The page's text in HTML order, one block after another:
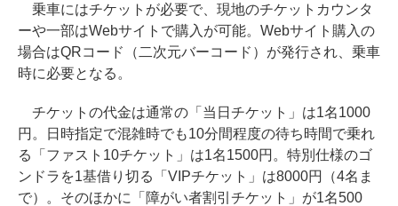
乗車にはチケットが必要で、現地のチケットカウンタ
ーや一部はWebサイトで購入が可能。Webサイト購入の
場合はQRコード（二次元バーコード）が発行され、乗車
時に必要となる。
チケットの代金は通常の「当日チケット」は1名1000
円。日時指定で混雑時でも10分間程度の待ち時間で乗れ
る「ファスト10チケット」は1名1500円。特別仕様のゴ
ンドラを1基借り切る「VIPチケット」は8000円（4名ま
で）。そのほかに「障がい者割引チケット」が1名500